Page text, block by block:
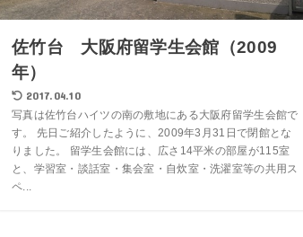
佐竹台 大阪府留学生会館（2009
年）
2017.04.10
写真は佐竹台ハイツの南の敷地にある大阪府留学生会館で
す。 先日ご紹介したように、2009年3月31日で閉館とな
りました。 留学生会館には、広さ14平米の部屋が115室
と、学習室・談話室・集会室・自炊室・洗濯室等の共用ス
ペ...